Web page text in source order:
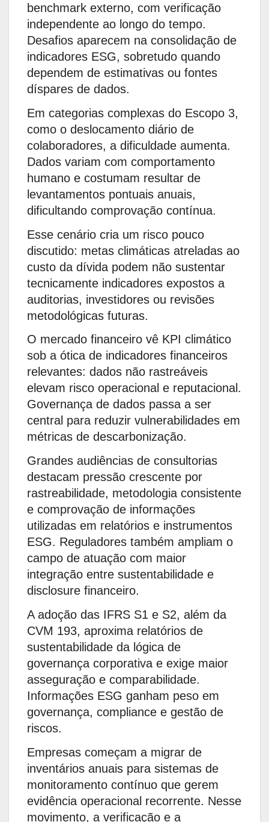
benchmark externo, com verificação
independente ao longo do tempo.
Desafios aparecem na consolidação de
indicadores ESG, sobretudo quando
dependem de estimativas ou fontes
díspares de dados.
Em categorias complexas do Escopo 3,
como o deslocamento diário de
colaboradores, a dificuldade aumenta.
Dados variam com comportamento
humano e costumam resultar de
levantamentos pontuais anuais,
dificultando comprovação contínua.
Esse cenário cria um risco pouco
discutido: metas climáticas atreladas ao
custo da dívida podem não sustentar
tecnicamente indicadores expostos a
auditorias, investidores ou revisões
metodológicas futuras.
O mercado financeiro vê KPI climático
sob a ótica de indicadores financeiros
relevantes: dados não rastreáveis
elevam risco operacional e reputacional.
Governança de dados passa a ser
central para reduzir vulnerabilidades em
métricas de descarbonização.
Grandes audiências de consultorias
destacam pressão crescente por
rastreabilidade, metodologia consistente
e comprovação de informações
utilizadas em relatórios e instrumentos
ESG. Reguladores também ampliam o
campo de atuação com maior
integração entre sustentabilidade e
disclosure financeiro.
A adoção das IFRS S1 e S2, além da
CVM 193, aproxima relatórios de
sustentabilidade da lógica de
governança corporativa e exige maior
asseguração e comparabilidade.
Informações ESG ganham peso em
governança, compliance e gestão de
riscos.
Empresas começam a migrar de
inventários anuais para sistemas de
monitoramento contínuo que gerem
evidência operacional recorrente. Nesse
movimento, a verificação e a